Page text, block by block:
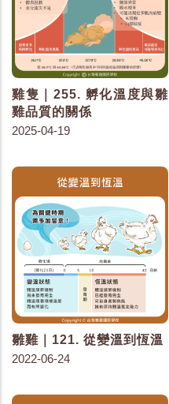
雞隻｜255. 孵化溫度與雛
雞品質的關係
2025-04-19
雛雞｜121. 從變溫到恆溫
2022-06-24